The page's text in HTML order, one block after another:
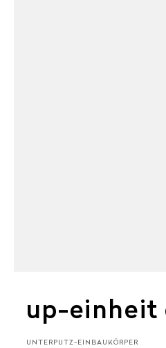
up-einheit
UNTERPUTZ-EINBAUKÖRPER